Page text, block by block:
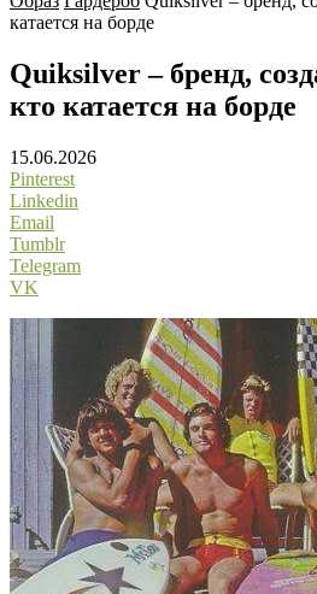
катается на борде
Quiksilver – бренд,
кто катается на борде
15.06.2026
Pinterest
Linkedin
Email
Tumblr
Telegram
VK